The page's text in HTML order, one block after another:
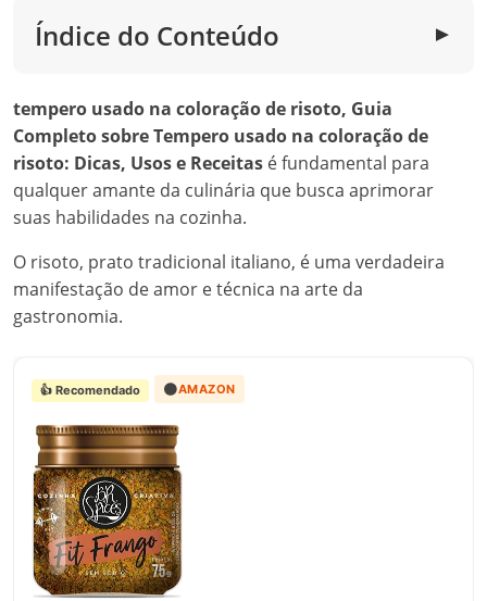
Índice do Conteúdo ▼
tempero usado na coloração de risoto, Guia
Completo sobre Tempero usado na coloração de
risoto: Dicas, Usos e Receitas é fundamental para
qualquer amante da culinária que busca aprimorar
suas habilidades na cozinha.
O risoto, prato tradicional italiano, é uma verdadeira
manifestação de amor e técnica na arte da
gastronomia.
👍 Recomendado 🟠AMAZON